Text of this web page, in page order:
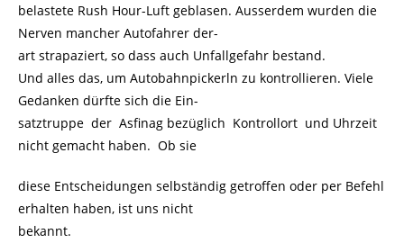
belastete Rush Hour-Luft geblasen. Ausserdem wurden die
Nerven mancher Autofahrer der-
art strapaziert, so dass auch Unfallgefahr bestand.
Und alles das, um Autobahnpickerln zu kontrollieren. Viele
Gedanken dürfte sich die Ein-
satztruppe der Asfinag bezüglich Kontrollort und Uhrzeit
nicht gemacht haben. Ob sie
diese Entscheidungen selbständig getroffen oder per Befehl
erhalten haben, ist uns nicht
bekannt.